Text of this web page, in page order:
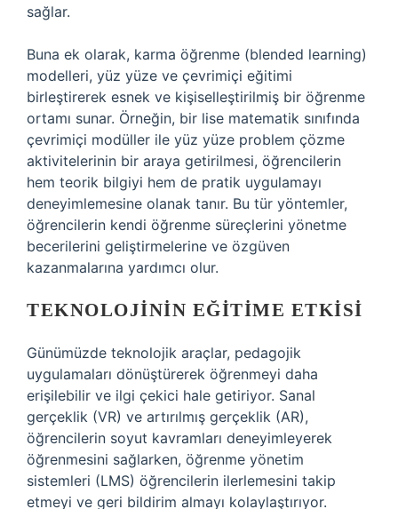
sağlar.
Buna ek olarak, karma öğrenme (blended learning)
modelleri, yüz yüze ve çevrimiçi eğitimi
birleştirerek esnek ve kişiselleştirilmiş bir öğrenme
ortamı sunar. Örneğin, bir lise matematik sınıfında
çevrimiçi modüller ile yüz yüze problem çözme
aktivitelerinin bir araya getirilmesi, öğrencilerin
hem teorik bilgiyi hem de pratik uygulamayı
deneyimlemesine olanak tanır. Bu tür yöntemler,
öğrencilerin kendi öğrenme süreçlerini yönetme
becerilerini geliştirmelerine ve özgüven
kazanmalarına yardımcı olur.
TEKNOLOJININ EĞITIME ETKISI
Günümüzde teknolojik araçlar, pedagojik
uygulamaları dönüştürerek öğrenmeyi daha
erişilebilir ve ilgi çekici hale getiriyor. Sanal
gerçeklik (VR) ve artırılmış gerçeklik (AR),
öğrencilerin soyut kavramları deneyimleyerek
öğrenmesini sağlarken, öğrenme yönetim
sistemleri (LMS) öğrencilerin ilerlemesini takip
etmeyi ve geri bildirim almayı kolaylaştırıyor.